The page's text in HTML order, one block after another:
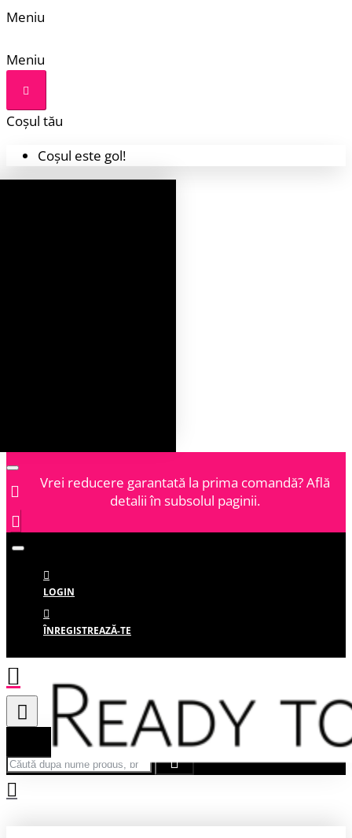
Meniu
Meniu
Coșul tău
Coșul este gol!
Vrei reducere garantată la prima comandă? Află
detalii în subsolul paginii.
LOGIN
ÎNREGISTREAZĂ-TE
Căută după nume produs, brand...